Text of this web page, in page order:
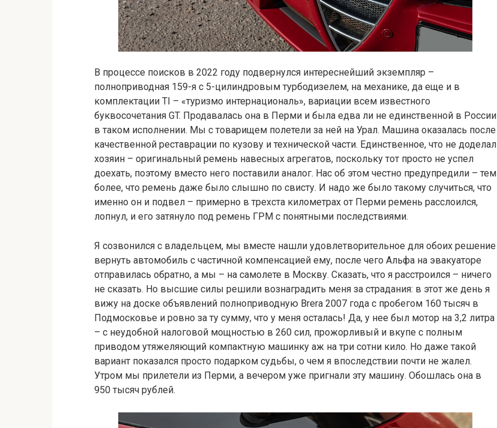
В процессе поисков в 2022 году подвернулся интереснейший экземпляр –
полноприводная 159-я с 5-цилиндровым турбодизелем, на механике, да еще и в
комплектации TI – «туризмо интернациональ», вариации всем известного
буквосочетания GT. Продавалась она в Перми и была едва ли не единственной в России
в таком исполнении. Мы с товарищем полетели за ней на Урал. Машина оказалась после
качественной реставрации по кузову и технической части. Единственное, что не доделал
хозяин – оригинальный ремень навесных агрегатов, поскольку тот просто не успел
доехать, поэтому вместо него поставили аналог. Нас об этом честно предупредили – тем
более, что ремень даже было слышно по свисту. И надо же было такому случиться, что
именно он и подвел – примерно в трехста километрах от Перми ремень расслоился,
лопнул, и его затянуло под ремень ГРМ с понятными последствиями.
Я созвонился с владельцем, мы вместе нашли удовлетворительное для обоих решение
вернуть автомобиль с частичной компенсацией ему, после чего Альфа на эвакуаторе
отправилась обратно, а мы – на самолете в Москву. Сказать, что я расстроился – ничего
не сказать. Но высшие силы решили вознаградить меня за страдания: в этот же день я
вижу на доске объявлений полноприводную Brera 2007 года с пробегом 160 тысяч в
Подмосковье и ровно за ту сумму, что у меня осталась! Да, у нее был мотор на 3,2 литра
– с неудобной налоговой мощностью в 260 сил, прожорливый и вкупе с полным
приводом утяжеляющий компактную машинку аж на три сотни кило. Но даже такой
вариант показался просто подарком судьбы, о чем я впоследствии почти не жалел.
Утром мы прилетели из Перми, а вечером уже пригнали эту машину. Обошлась она в
950 тысяч рублей.